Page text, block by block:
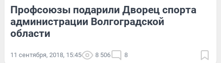
Профсоюзы подарили Дворец спорта
администрации Волгоградской
области
11 сентября, 2018, 15:45 8 506 8